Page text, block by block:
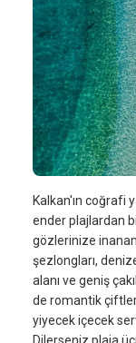
Kalkan'ın coğrafi
ender plajlardan
gözlerinize
şezlongları,
alanı ve geniş
de romantik
yiyecek içecek
Dilerseniz plaja